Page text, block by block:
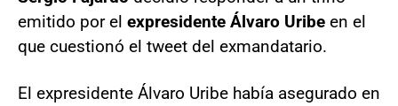
emitido por el expresidente Álvaro Uribe en el
que cuestionó el tweet del exmandatario.
El expresidente Álvaro Uribe había asegurado en